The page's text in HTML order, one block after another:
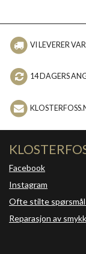
VI LEVERER
14 DAGERS
Facebook
Instagram
Ofte stilte
Reparasjon av